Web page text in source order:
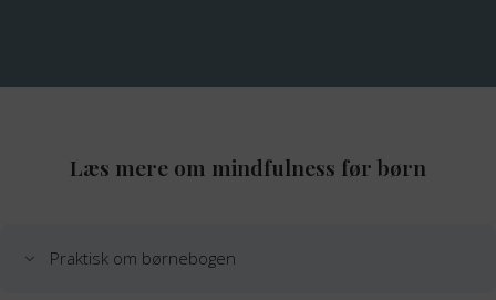
Læs mere om mindfulness før børn
Praktisk om børnebogen